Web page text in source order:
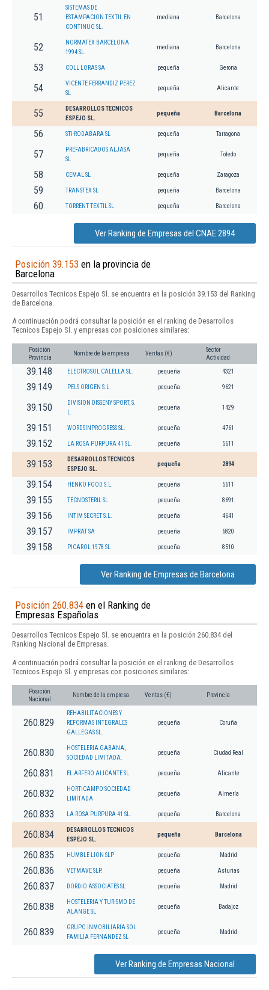
51
SISTEMAS DE
ESTAMPACION TEXTIL EN
CONTINUO SL.
mediana Barcelona
52
NORMATEX BARCELONA
1994 SL.
mediana Barcelona
53 COLL LORAS SA pequeña Gerona
54
VICENTE FERRANDIZ PEREZ
SL
pequeña Alicante
55
DESARROLLOS TECNICOS
ESPEJO SL.
pequeña Barcelona
56 STI-RODABARA SL pequeña Tarragona
57
PREFABRICADOS ALJASA
SL
pequeña Toledo
58 CEMAL SL pequeña Zaragoza
59 TRANSTEX SL pequeña Barcelona
60 TORRENT TEXTIL SL pequeña Barcelona
Ver Ranking de Empresas del CNAE 2894
Posición 39.153 en la provincia de
Barcelona
Desarrollos Tecnicos Espejo Sl. se encuentra en la posición 39.153 del Ranking
de Barcelona.
A continuación podrá consultar la posición en el ranking de Desarrollos
Tecnicos Espejo Sl. y empresas con posiciones similares:
Posición
Provincia
Nombre de la empresa Ventas (€)
Sector
Actividad
39.148 ELECTROSOL CALELLA SL. pequeña 4321
39.149 PELS ORIGEN S.L. pequeña 9621
39.150
DIVISION DISSENY SPORT, S.
L.
pequeña 1429
39.151 WORDSINPROGRESS SL. pequeña 4761
39.152 LA ROSA PURPURA 41 SL. pequeña 5611
39.153
DESARROLLOS TECNICOS
ESPEJO SL.
pequeña 2894
39.154 HENKO FOOD S.L. pequeña 5611
39.155 TECNOSTERIL SL pequeña 8691
39.156 INTIM SECRET S.L. pequeña 4641
39.157 IMPRAT SA pequeña 6820
39.158 PICAROL 1978 SL pequeña 8510
Ver Ranking de Empresas de Barcelona
Posición 260.834 en el Ranking de
Empresas Españolas
Desarrollos Tecnicos Espejo Sl. se encuentra en la posición 260.834 del
Ranking Nacional de Empresas.
A continuación podrá consultar la posición en el ranking de Desarrollos
Tecnicos Espejo Sl. y empresas con posiciones similares:
Posición
Nacional
Nombre de la empresa Ventas (€) Provincia
260.829
REHABILITACIONES Y
REFORMAS INTEGRALES
GALLEGAS SL.
pequeña Coruña
260.830
HOSTELERIA GABANA,
SOCIEDAD LIMITADA.
pequeña Ciudad Real
260.831 EL ARFERO ALICANTE SL. pequeña Alicante
260.832
HORTICAMPO SOCIEDAD
LIMITADA
pequeña Almería
260.833 LA ROSA PURPURA 41 SL. pequeña Barcelona
260.834
DESARROLLOS TECNICOS
ESPEJO SL.
pequeña Barcelona
260.835 HUMBLE LION SLP pequeña Madrid
260.836 VETMAVE SLP. pequeña Asturias
260.837 DORDIO ASSOCIATES SL pequeña Madrid
260.838
HOSTELERIA Y TURISMO DE
ALANGE SL
pequeña Badajoz
260.839
GRUPO INMOBILIARIA SOL
FAMILIA FERNANDEZ SL
pequeña Madrid
Ver Ranking de Empresas Nacional